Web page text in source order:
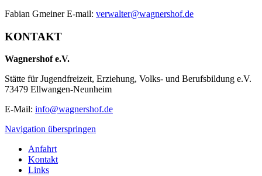
Fabian Gmeiner E-mail: verwalter@wagnershof.de
KONTAKT
Wagnershof e.V.
Stätte für Jugendfreizeit, Erziehung, Volks- und Berufsbildung e.V.
73479 Ellwangen-Neunheim
E-Mail: info@wagnershof.de
Navigation überspringen
Anfahrt
Kontakt
Links